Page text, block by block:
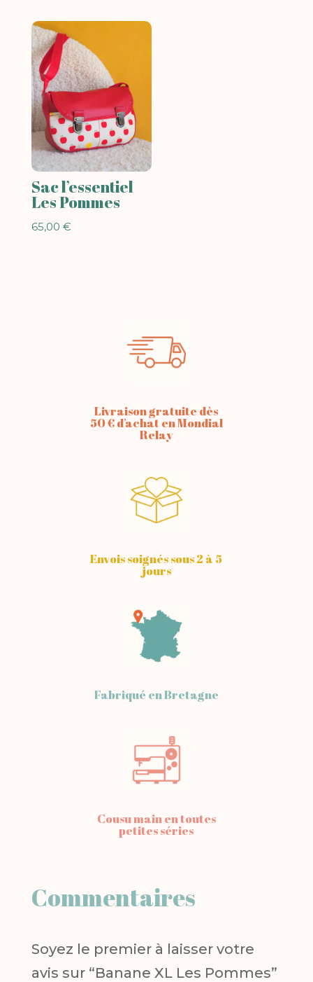
Sac l’essentiel
Les Pommes
65,00 €
Livraison gratuite dès
50 € d'achat en Mondial
Relay
Envois soignés sous 2 à 5
jours
Fabriqué en Bretagne
Cousu main en toutes
petites séries
Commentaires
Soyez le premier à laisser votre
avis sur “Banane XL Les Pommes”